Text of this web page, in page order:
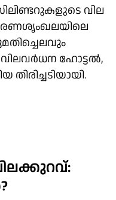
വില
ഹോട്ടല്‍,